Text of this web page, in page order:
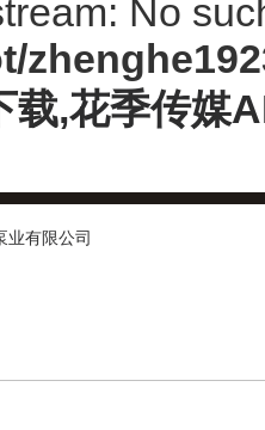
No
载,花季传媒